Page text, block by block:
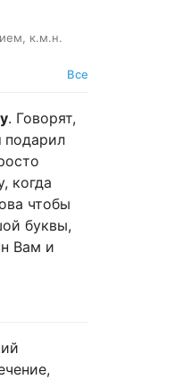
к.м.н.
Все
. Говорят,
подарил
когда
чтобы
буквы,
Вам и